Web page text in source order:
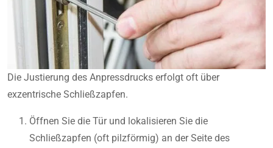
Die Justierung des Anpressdrucks erfolgt oft über
exzentrische Schließzapfen.
Öffnen Sie die Tür und lokalisieren Sie die
Schließzapfen (oft pilzförmig) an der Seite des